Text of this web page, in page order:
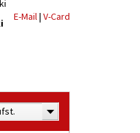
E-Mail| V-Card